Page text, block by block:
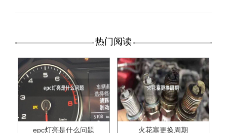
热门阅读
epc灯亮是什么问题 火花塞更换周期